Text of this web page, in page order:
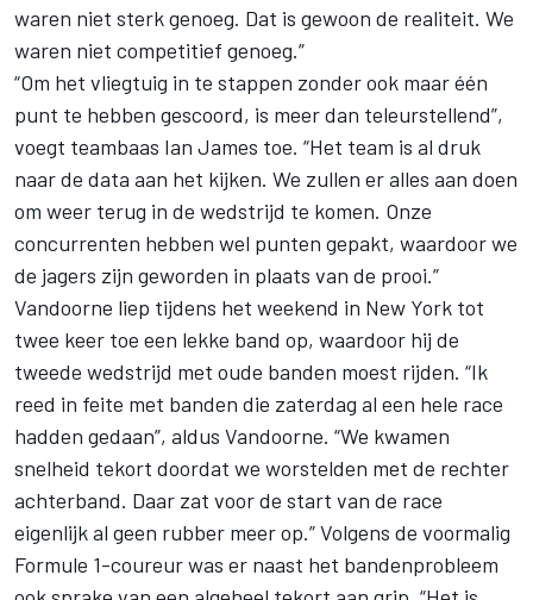
waren niet sterk genoeg. Dat is gewoon de realiteit. We
waren niet competitief genoeg.”
“Om het vliegtuig in te stappen zonder ook maar één
punt te hebben gescoord, is meer dan teleurstellend”,
voegt teambaas Ian James toe. “Het team is al druk
naar de data aan het kijken. We zullen er alles aan doen
om weer terug in de wedstrijd te komen. Onze
concurrenten hebben wel punten gepakt, waardoor we
de jagers zijn geworden in plaats van de prooi.”
Vandoorne liep tijdens het weekend in New York tot
twee keer toe een lekke band op, waardoor hij de
tweede wedstrijd met oude banden moest rijden. “Ik
reed in feite met banden die zaterdag al een hele race
hadden gedaan”, aldus Vandoorne. “We kwamen
snelheid tekort doordat we worstelden met de rechter
achterband. Daar zat voor de start van de race
eigenlijk al geen rubber meer op.” Volgens de voormalig
Formule 1-coureur was er naast het bandenprobleem